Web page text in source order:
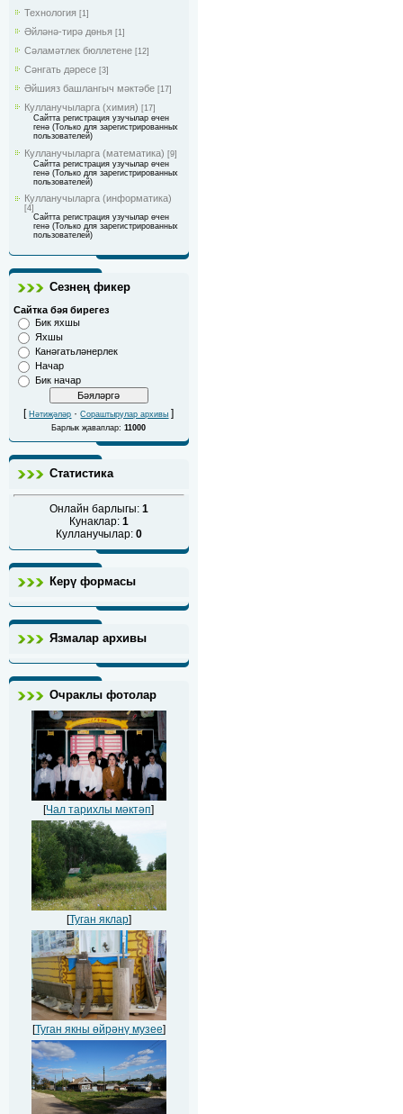
Технология [1]
Әйләнә-тирә дөнья [1]
Сәламәтлек бюллетене [12]
Сәнгать дәресе [3]
Әйшияз башлангыч мәктәбе [17]
Кулланучыларга (химия) [17]
Сайтта регистрация узучылар өчен
генә (Только для зарегистрированных
пользователей)
Кулланучыларга (математика) [9]
Сайтта регистрация узучылар өчен
генә (Только для зарегистрированных
пользователей)
Кулланучыларга (информатика)
[4]
Сайтта регистрация узучылар өчен
генә (Только для зарегистрированных
пользователей)
Сезнең фикер
Сайтка бәя бирегез
Бик яхшы
Яхшы
Канәгатьләнерлек
Начар
Бик начар
[Нәтиҗәләр ·Сораштырулар архивы ]
Барлык җаваплар:11000
Статистика
Онлайн барлыгы: 1
Кунаклар: 1
Кулланучылар: 0
Керү формасы
Язмалар архивы
Очраклы фотолар
[Чал тарихлы мәктәп]
[Туган яклар]
[Туган якны өйрәнү музее]